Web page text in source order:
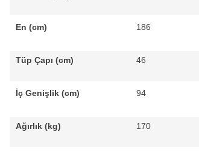
En (cm) 186
Tüp Çapı (cm) 46
İç Genişlik (cm) 94
Ağırlık (kg) 170